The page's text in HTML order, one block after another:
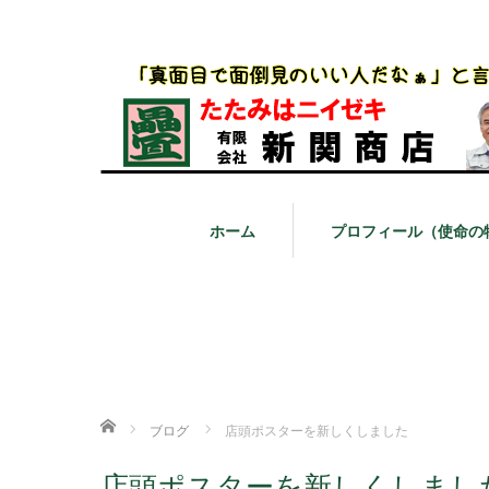
ホーム プロフィール（使命の
ホーム ブログ 店頭ポスターを新しくしました